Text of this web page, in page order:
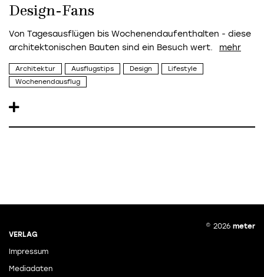
Design-Fans
Von Tagesausflügen bis Wochenendaufenthalten - diese
architektonischen Bauten sind ein Besuch wert.
Architektur Ausflugstips Design
Lifestyle
Wochenendausflug
VERLAG
Impressum
Mediadaten
© 2026 meter